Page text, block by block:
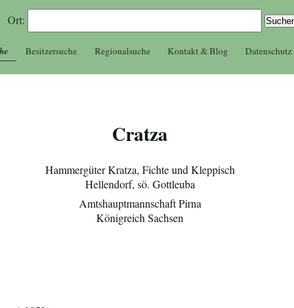
Ort:
Besitzersuche Regionalsuche Kontakt & Blog Datenschutz
Cratza
Hammergüter Kratza, Fichte und Kleppisch
Hellendorf, sö. Gottleuba
Amtshauptmannschaft Pirna
Königreich Sachsen